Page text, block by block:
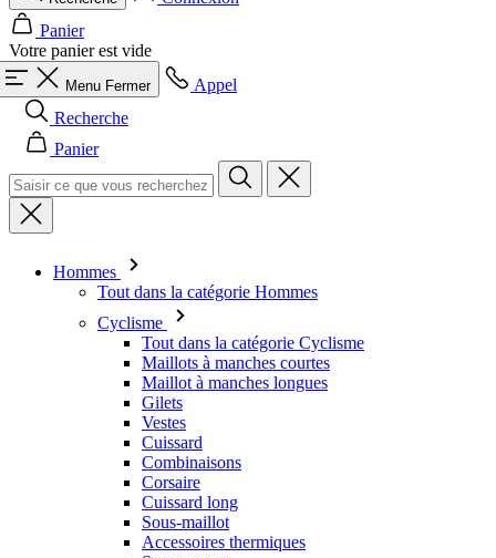
Recherche
Panier
Hommes
Tout dans la catégorie Hommes
Maillot à manches longues
Gilets
Vestes
Cuissard
Combinaisons
Corsaire
Cuissard long
Sous-maillot
Accessoires thermiques
Sous casque
Gants
Chaussettes
Accessoires